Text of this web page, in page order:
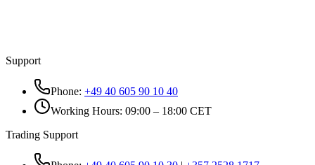
Support
Phone: +49 40 605 90 10 40
Working Hours: 09:00 – 18:00 CET
Trading Support